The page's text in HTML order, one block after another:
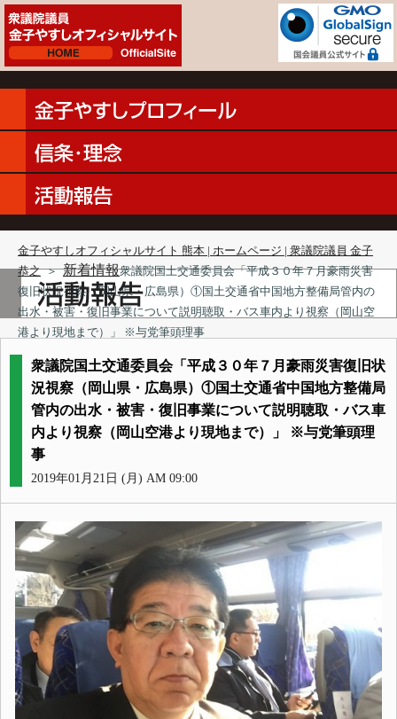
金子やすしオフィシャルサイト 熊本 | ホームページ | 衆議院議員 金子
恭之 ＞ 新着情報衆議院国土交通委員会「平成３０年７月豪雨災害
復旧状況視察（岡山県・広島県）①国土交通省中国地方整備局管内の
出水・被害・復旧事業について説明聴取・バス車内より視察（岡山空
港より現地まで）」 ※与党筆頭理事
衆議院国土交通委員会「平成３０年７月豪雨災害復旧状
況視察（岡山県・広島県）①国土交通省中国地方整備局
管内の出水・被害・復旧事業について説明聴取・バス車
内より視察（岡山空港より現地まで）」 ※与党筆頭理
事
2019年01月21日 (月) AM 09:00